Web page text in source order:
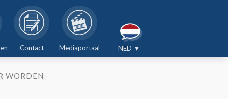
NED ▼
Contact Mediaportaal
WORDEN